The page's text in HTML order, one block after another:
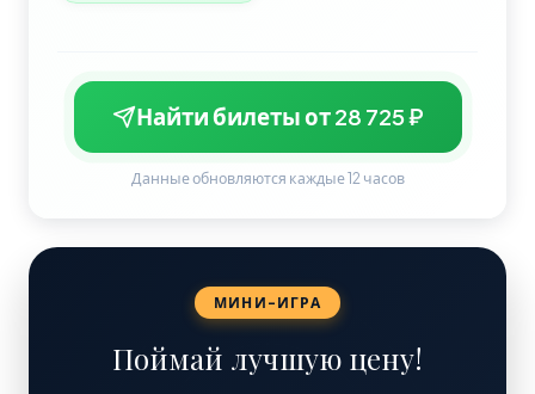
Найти билеты от 28 725 ₽
Данные обновляются каждые 12 часов
МИНИ-ИГРА
Поймай лучшую цену!